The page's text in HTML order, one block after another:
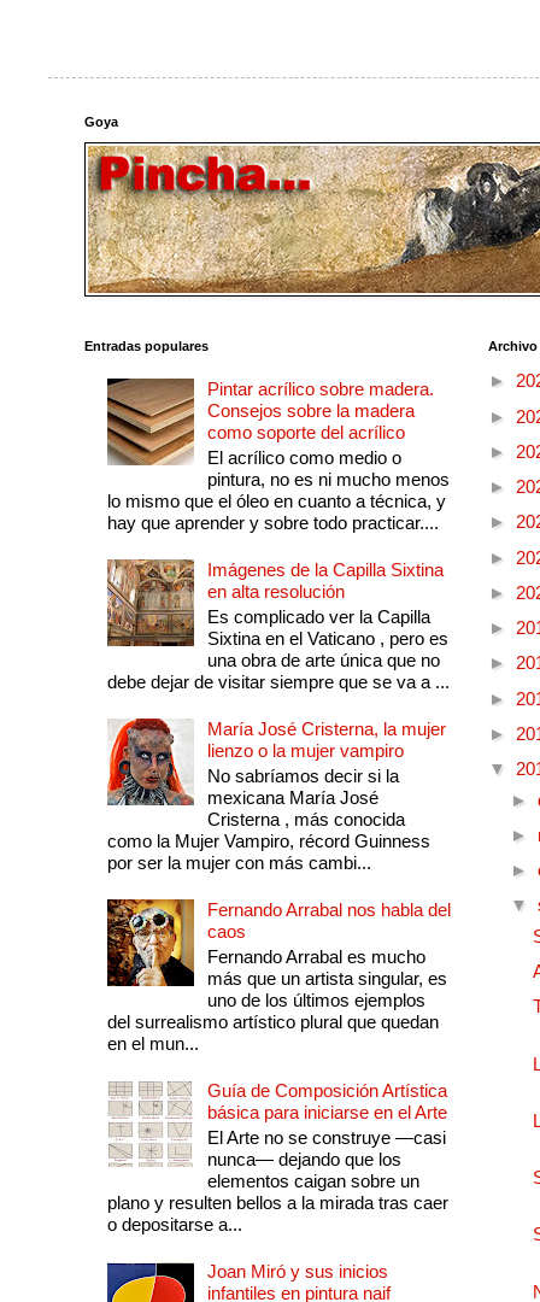
Goya
Entradas populares
Pintar acrílico sobre madera.
Consejos sobre la madera
como soporte del acrílico
El acrílico como medio o
pintura, no es ni mucho menos
lo mismo que el óleo en cuanto a técnica, y
hay que aprender y sobre todo practicar....
Imágenes de la Capilla Sixtina
en alta resolución
Es complicado ver la Capilla
Sixtina en el Vaticano , pero es
una obra de arte única que no
debe dejar de visitar siempre que se va a ...
María José Cristerna, la mujer
lienzo o la mujer vampiro
No sabríamos decir si la
mexicana María José
Cristerna , más conocida
como la Mujer Vampiro, récord Guinness
por ser la mujer con más cambi...
Fernando Arrabal nos habla del
caos
Fernando Arrabal es mucho
más que un artista singular, es
uno de los últimos ejemplos
del surrealismo artístico plural que quedan
en el mun...
Guía de Composición Artística
básica para iniciarse en el Arte
El Arte no se construye —casi
nunca— dejando que los
elementos caigan sobre un
plano y resulten bellos a la mirada tras caer
o depositarse a...
Joan Miró y sus inicios
infantiles en pintura naif
►
►
►
►
►
►
►
►
►
►
►
▼
►
►
►
▼